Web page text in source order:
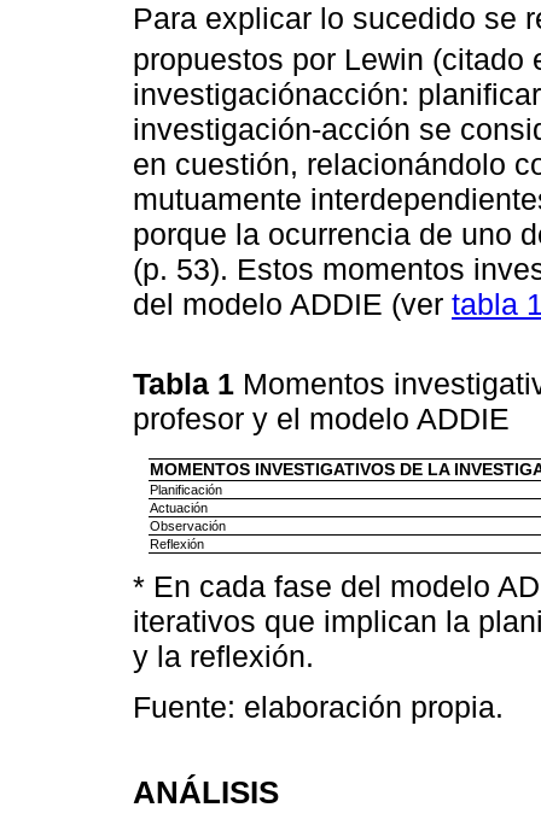
Para explicar lo sucedido se
propuestos por Lewin (citado
investigaciónacción:
investigación-acción se
en cuestión, relacionándolo
mutuamente
porque la ocurrencia de uno
(p. 53). Estos momentos
del modelo ADDIE (ver tabla
Tabla 1 Momentos
profesor y el modelo ADDIE
MOMENTOS INVESTIGATIVOS DE LA
Planificación
Actuación
Observación
Reflexión
* En cada fase del modelo
iterativos que implican la
y la reflexión.
Fuente: elaboración propia.
ANÁLISIS